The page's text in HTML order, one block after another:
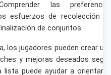
las
esfuerzos de recolección
de conjuntos.
los jugadores pueden crear
y mejoras deseados
lista puede ayudar a orientar